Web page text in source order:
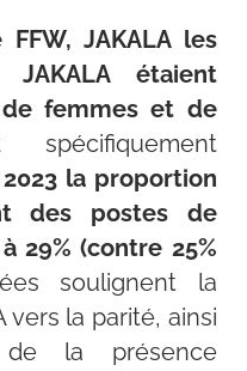
JAKALA les
étaient
de femmes et de
2023 la proportion
des postes de
29% (contre 25%
soulignent la
vers la parité, ainsi
de la présence